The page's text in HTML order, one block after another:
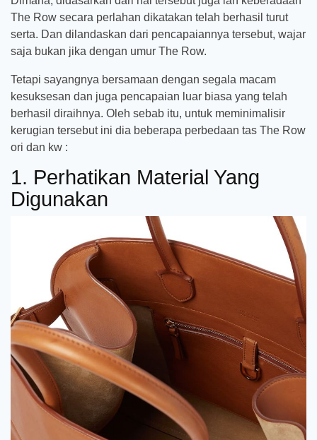
The Row secara perlahan dikatakan telah berhasil turut
serta. Dan dilandaskan dari pencapaiannya tersebut, wajar
saja bukan jika dengan umur The Row.
Tetapi sayangnya bersamaan dengan segala macam
kesuksesan dan juga pencapaian luar biasa yang telah
berhasil diraihnya. Oleh sebab itu, untuk meminimalisir
kerugian tersebut ini dia beberapa perbedaan tas The Row
ori dan kw :
1. Perhatikan Material Yang
Digunakan